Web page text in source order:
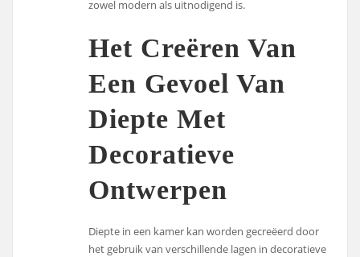
zowel modern als uitnodigend is.
Het Creëren Van
Een Gevoel Van
Diepte Met
Decoratieve
Ontwerpen
Diepte in een kamer kan worden gecreëerd door
het gebruik van verschillende lagen in decoratieve